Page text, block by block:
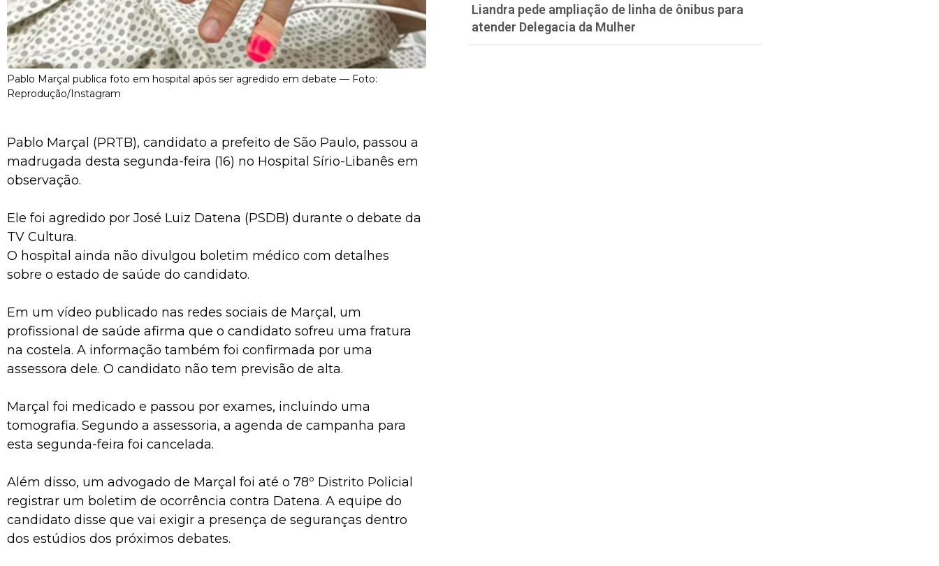
Pablo Marçal publica foto em hospital após ser agredido em debate — Foto:
Reprodução/Instagram
Pablo Marçal (PRTB), candidato a prefeito de São Paulo, passou a
madrugada desta segunda-feira (16) no Hospital Sírio-Libanês em
observação.
Ele foi agredido por José Luiz Datena (PSDB) durante o debate da
TV Cultura.
O hospital ainda não divulgou boletim médico com detalhes
sobre o estado de saúde do candidato.
Em um vídeo publicado nas redes sociais de Marçal, um
profissional de saúde afirma que o candidato sofreu uma fratura
na costela. A informação também foi confirmada por uma
assessora dele. O candidato não tem previsão de alta.
Marçal foi medicado e passou por exames, incluindo uma
tomografia. Segundo a assessoria, a agenda de campanha para
esta segunda-feira foi cancelada.
Além disso, um advogado de Marçal foi até o 78º Distrito Policial
registrar um boletim de ocorrência contra Datena. A equipe do
candidato disse que vai exigir a presença de seguranças dentro
dos estúdios dos próximos debates.
Liandra pede ampliação de linha de ônibus para
atender Delegacia da Mulher